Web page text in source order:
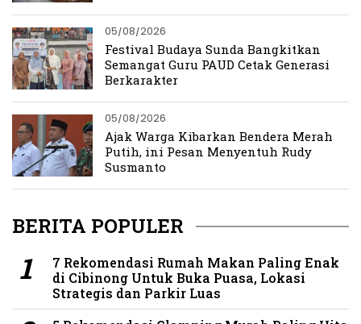
05/08/2026
Festival Budaya Sunda Bangkitkan
Semangat Guru PAUD Cetak Generasi
Berkarakter
05/08/2026
Ajak Warga Kibarkan Bendera Merah
Putih, ini Pesan Menyentuh Rudy
Susmanto
BERITA POPULER
7 Rekomendasi Rumah Makan Paling Enak
di Cibinong Untuk Buka Puasa, Lokasi
Strategis dan Parkir Luas